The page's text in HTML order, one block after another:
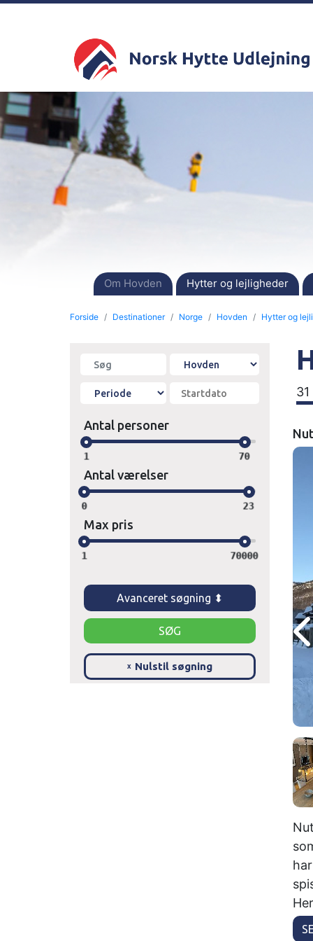
Om Hovden Hytter og lejligheder
Forside Destinationer Norge Hovden Hytter og
Antal personer
1 70
Antal værelser
0 23
Max pris
1 70000
Avanceret søgning ⬍
x Nulstil søgning